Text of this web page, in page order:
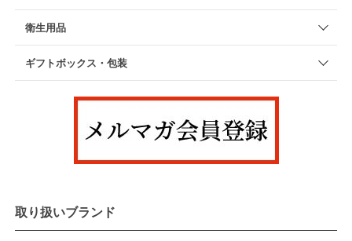
衛生用品
ギフトボックス・包装
取り扱いブランド